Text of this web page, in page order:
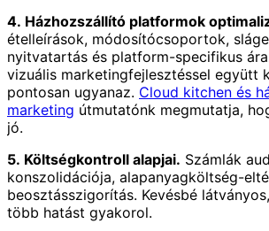
4. Házhozszállító platformok
ételleírások, módosítócsoportok,
nyitvatartás és platform-specifikus
vizuális marketingfejlesztéssel együtt
pontosan ugyanaz. Cloud kitchen és
marketing útmutatónk megmutatja,
jó.
5. Költségkontroll alapjai. Számlák
konszolidációja, alapanyagköltség-
beosztásszigorítás. Kevésbé
több hatást gyakorol.